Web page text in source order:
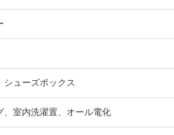
シューズボックス
、室内洗濯置、オール電化